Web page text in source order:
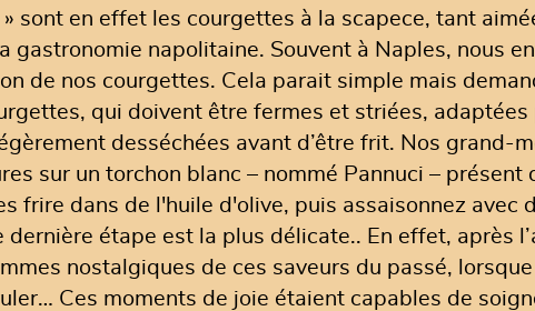
» sont en effet les courgettes à la scapece, tant
gastronomie napolitaine. Souvent à Naples, nous
de nos courgettes. Cela parait simple mais
qui doivent être fermes et striées,
desséchées avant d’être frit. Nos grand-
sur un torchon blanc – nommé Pannuci –
frire dans de l'huile d'olive, puis assaisonnez avec
étape est la plus délicate.. En effet, après
nostalgiques de ces saveurs du passé,
Ces moments de joie étaient capables de